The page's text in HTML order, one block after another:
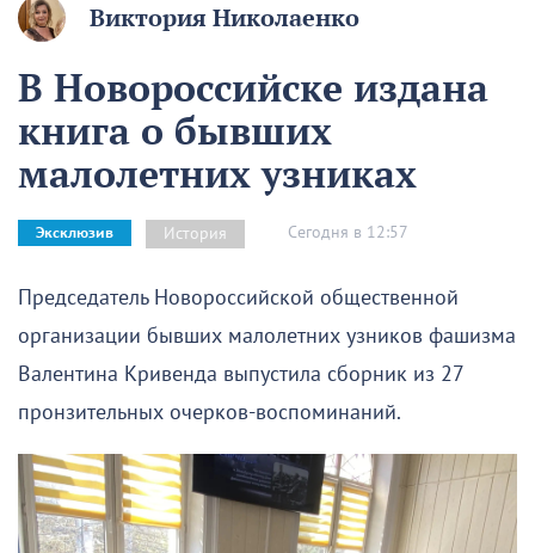
Виктория Николаенко
В Новороссийске издана
книга о бывших
малолетних узниках
Эксклюзив История Сегодня в 12:57
Председатель Новороссийской общественной
организации бывших малолетних узников фашизма
Валентина Кривенда выпустила сборник из 27
пронзительных очерков-воспоминаний.